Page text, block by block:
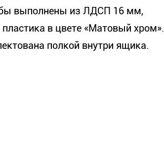
выполнены из ЛДСП 16 мм,
в цвете «Матовый хром».
полкой внутри ящика.